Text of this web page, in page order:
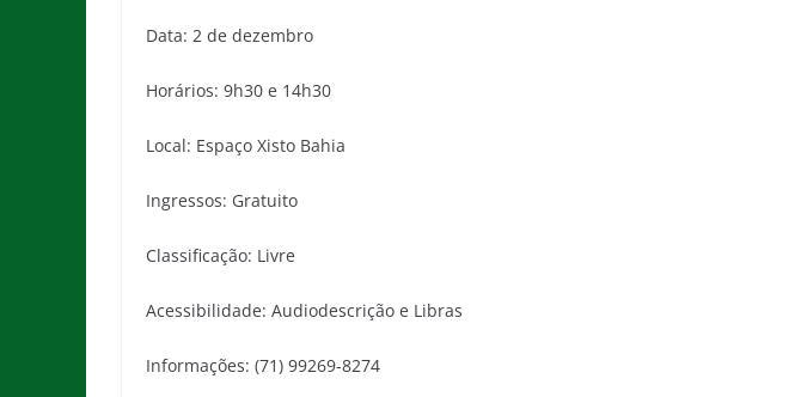
Data: 2 de dezembro
Horários: 9h30 e 14h30
Local: Espaço Xisto Bahia
Ingressos: Gratuito
Classificação: Livre
Acessibilidade: Audiodescrição e Libras
Informações: (71) 99269-8274